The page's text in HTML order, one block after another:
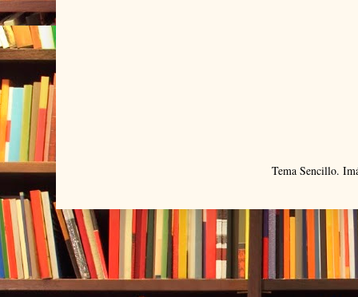
Tema Sencillo.